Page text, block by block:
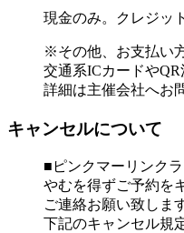
現金のみ。クレジッ
※その他、お支払い
交通系ICカードやQR
詳細は主催会社へお
キャンセルについて
■ピンクマーリンク
やむを得ずご予約を
ご連絡お願い致しま
下記のキャンセル規